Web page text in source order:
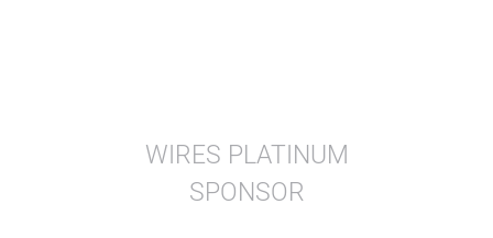
WIRES PLATINUM
SPONSOR